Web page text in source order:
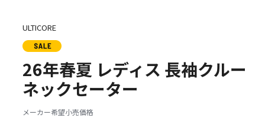
ULTICORE
26年春夏 レディス 長袖クルー
ネックセーター
メーカー希望小売価格